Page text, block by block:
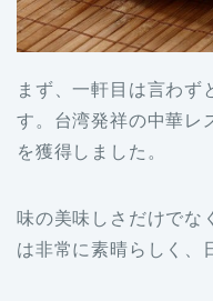
まず、一軒目は言わず
す。台湾発祥の中華レ
を獲得しました。
味の美味しさだけでな
は非常に素晴らしく、